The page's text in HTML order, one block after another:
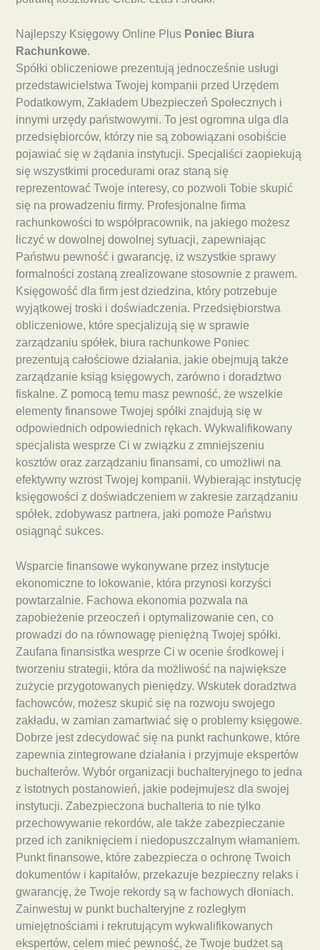
Najlepszy Księgowy Online Plus Poniec Biura
Rachunkowe.
Spółki obliczeniowe prezentują jednocześnie usługi
przedstawicielstwa Twojej kompanii przed Urzędem
Podatkowym, Zakładem Ubezpieczeń Społecznych i
innymi urzędy państwowymi. To jest ogromna ulga dla
przedsiębiorców, którzy nie są zobowiązani osobiście
pojawiać się w żądania instytucji. Specjaliści zaopiekują
się wszystkimi procedurami oraz staną się
reprezentować Twoje interesy, co pozwoli Tobie skupić
się na prowadzeniu firmy. Profesjonalne firma
rachunkowości to współpracownik, na jakiego możesz
liczyć w dowolnej dowolnej sytuacji, zapewniając
Państwu pewność i gwarancję, iż wszystkie sprawy
formalności zostaną zrealizowane stosownie z prawem.
Księgowość dla firm jest dziedzina, który potrzebuje
wyjątkowej troski i doświadczenia. Przedsiębiorstwa
obliczeniowe, które specjalizują się w sprawie
zarządzaniu spółek, biura rachunkowe Poniec
prezentują całościowe działania, jakie obejmują także
zarządzanie ksiąg księgowych, zarówno i doradztwo
fiskalne. Z pomocą temu masz pewność, że wszelkie
elementy finansowe Twojej spółki znajdują się w
odpowiednich odpowiednich rękach. Wykwalifikowany
specjalista wesprze Ci w związku z zmniejszeniu
kosztów oraz zarządzaniu finansami, co umożliwi na
efektywny wzrost Twojej kompanii. Wybierając instytucję
księgowości z doświadczeniem w zakresie zarządzaniu
spółek, zdobywasz partnera, jaki pomoże Państwu
osiągnąć sukces.
Wsparcie finansowe wykonywane przez instytucje
ekonomiczne to lokowanie, która przynosi korzyści
powtarzalnie. Fachowa ekonomia pozwala na
zapobieżenie przeoczeń i optymalizowanie cen, co
prowadzi do na równowagę pieniężną Twojej spółki.
Zaufana finansistka wesprze Ci w ocenie środkowej i
tworzeniu strategii, która da możliwość na największe
zużycie przygotowanych pieniędzy. Wskutek doradztwa
fachowców, możesz skupić się na rozwoju swojego
zakładu, w zamian zamartwiać się o problemy księgowe.
Dobrze jest zdecydować się na punkt rachunkowe, które
zapewnia zintegrowane działania i przyjmuje ekspertów
buchalterów. Wybór organizacji buchalteryjnego to jedna
z istotnych postanowień, jakie podejmujesz dla swojej
instytucji. Zabezpieczona buchalteria to nie tylko
przechowywanie rekordów, ale także zabezpieczanie
przed ich zaniknięciem i niedopuszczalnym włamaniem.
Punkt finansowe, które zabezpiecza o ochronę Twoich
dokumentów i kapitałów, przekazuje bezpieczny relaks i
gwarancję, że Twoje rekordy są w fachowych dłoniach.
Zainwestuj w punkt buchalteryjne z rozległym
umiejętnościami i rekrutującym wykwalifikowanych
ekspertów, celem mieć pewność, że Twoje budżet są